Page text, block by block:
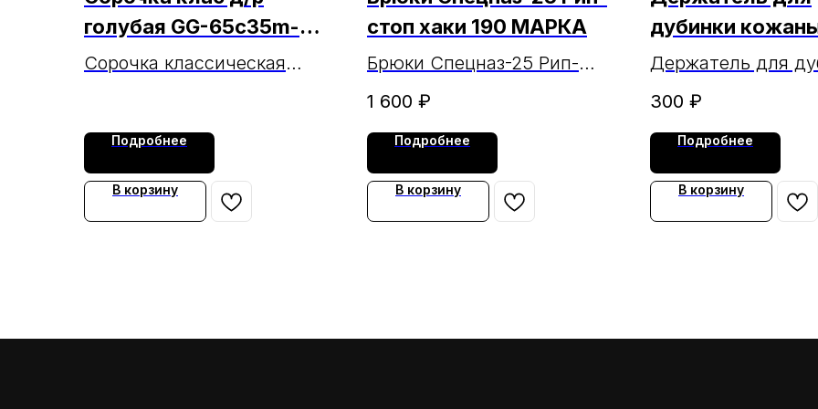
голубая GG-65c35m-
3(W) МАРКА
Сорочка классическая
МАРКА
Подробнее
В корзину
стоп хаки 190 МАРКА
Брюки Спецназ-25 Рип-
стоп хаки 190 МАРКА
1 600 ₽
Подробнее
В корзину
дубинки
черный 1/6-1
Держатель для
кожаный черный 1/
300 ₽
Подробнее
В корзину